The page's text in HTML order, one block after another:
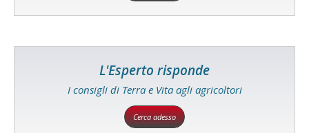
L'Esperto risponde
I consigli di Terra e Vita agli agricoltori
Cerca adesso